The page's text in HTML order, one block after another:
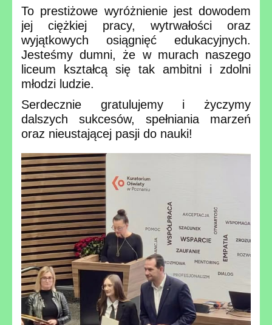
To prestiżowe wyróżnienie jest dowodem
jej ciężkiej pracy, wytrwałości oraz
wyjątkowych osiągnięć edukacyjnych.
Jesteśmy dumni, że w murach naszego
liceum kształcą się tak ambitni i zdolni
młodzi ludzie.
Serdecznie gratulujemy i życzymy
dalszych sukcesów, spełniania marzeń
oraz nieustającej pasji do nauki!